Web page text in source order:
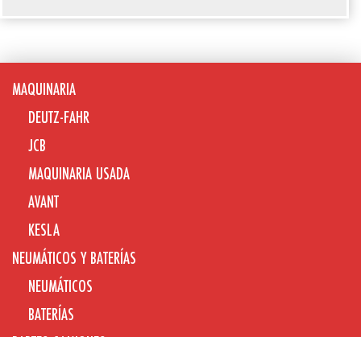
MAQUINARIA
DEUTZ-FAHR
JCB
MAQUINARIA USADA
AVANT
KESLA
NEUMÁTICOS Y BATERÍAS
NEUMÁTICOS
BATERÍAS